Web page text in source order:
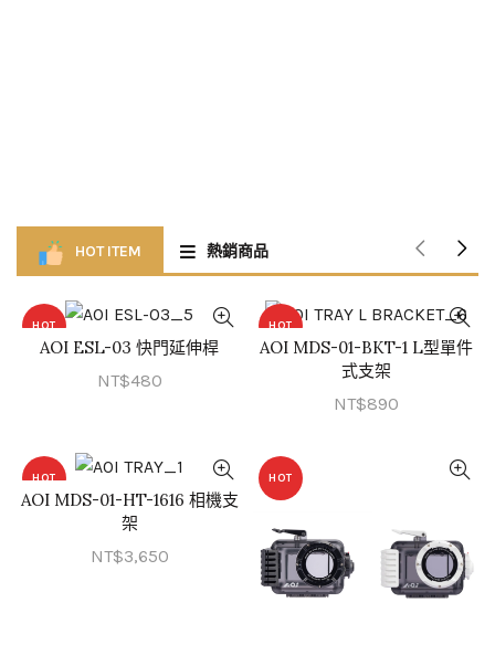
HOT ITEM 熱銷商品
HOT
QUICK SHOP
AOI ESL-03 快門延伸桿
NT$480
HOT
QUICK SHOP
AOI MDS-01-BKT-1 L型單件
式支架
NT$890
HOT
QUICK SHOP
AOI MDS-01-HT-1616 相機支
架
NT$3,650
HOT